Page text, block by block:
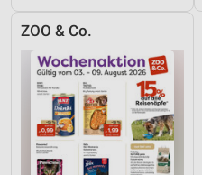
ZOO & Co.